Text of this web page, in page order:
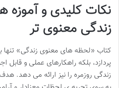
نکات کلیدی و آموزه
زندگی معنوی تر
کتاب «لحظه های معنوی زندگی» تنها
پردازد، بلکه راهکارهای عملی و قابل
زندگی روزمره را نیز ارائه می دهد.